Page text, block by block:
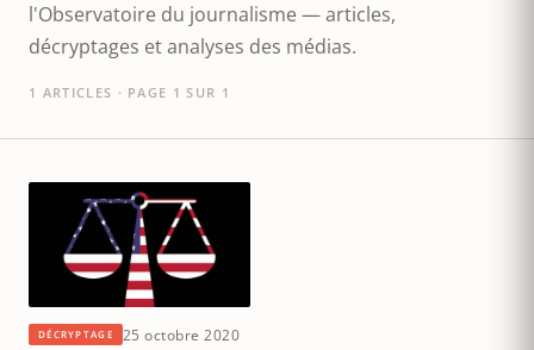
l'Observatoire du journalisme — articles,
décryptages et analyses des médias.
1 ARTICLES · PAGE 1 SUR 1
DÉCRYPTAGE 25 octobre 2020